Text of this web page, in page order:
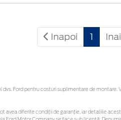
Inapoi 1
Ford pentru costuri suplimentare de
avea diferite condiții de garanție, iar detaliile